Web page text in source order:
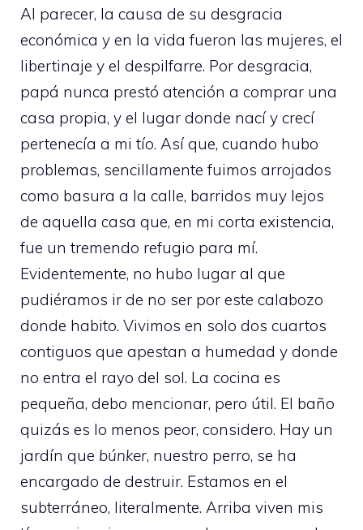
Al parecer, la causa de su desgracia
económica y en la vida fueron las mujeres, el
libertinaje y el despilfarre. Por desgracia,
papá nunca prestó atención a comprar una
casa propia, y el lugar donde nací y crecí
pertenecía a mi tío. Así que, cuando hubo
problemas, sencillamente fuimos arrojados
como basura a la calle, barridos muy lejos
de aquella casa que, en mi corta existencia,
fue un tremendo refugio para mí.
Evidentemente, no hubo lugar al que
pudiéramos ir de no ser por este calabozo
donde habito. Vivimos en solo dos cuartos
contiguos que apestan a humedad y donde
no entra el rayo del sol. La cocina es
pequeña, debo mencionar, pero útil. El baño
quizás es lo menos peor, considero. Hay un
jardín que búnker, nuestro perro, se ha
encargado de destruir. Estamos en el
subterráneo, literalmente. Arriba viven mis